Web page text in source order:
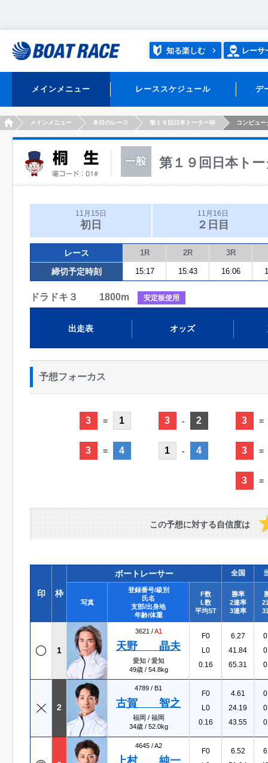
知る楽しむ レーサ
メインメニュー レーススケジュール デ
HOMEメインメニュー 本日のレース 第１９回日本トーター杯 コンピュー
第１９回日本ト
11月15日
初日
11月16日
２日目
レース 1R 2R 3R
締切予定時刻 15:17 15:43 16:06
ドラドキ３ 1800m 安定板使用
出走表 オッズ
予想フォーカス
3 = 1
3 = 4
3 - 2
1 - 4
3 =
3 =
3 =
この予想に対する自信度は
印 枠
ボートレーサー 全国
写真
登録番号/級別
氏名
支部/出身地
年齢/体重
F数
L数
平均ST
勝率
2連率
3連率
2
3
1
3621 /A1
天野 晶夫
愛知 / 愛知
49歳 / 54.8kg
F0
L0
0.16
6.27
41.84
65.31
2
4789 / B1
古賀 智之
福岡 / 福岡
34歳 / 52.0kg
F0
L0
0.16
4.61
24.19
43.55
4645 /A2
上村 純一
F0
6.52